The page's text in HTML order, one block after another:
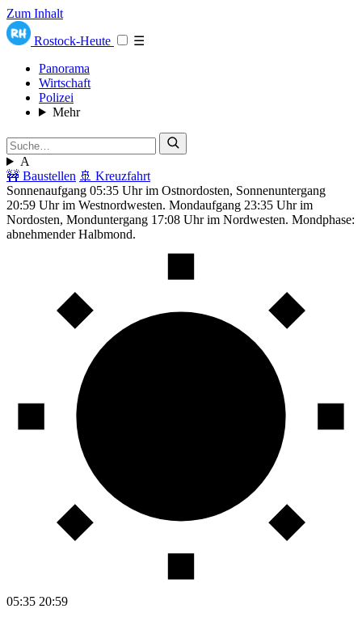
Zum Inhalt
Rostock-Heute
☰
Panorama
Wirtschaft
Polizei
Mehr
A
🚧 Baustellen 🚢 Kreuzfahrt
Sonnenaufgang 05:35 Uhr im Ostnordosten, Sonnenuntergang
20:59 Uhr im Westnordwesten. Mondaufgang 23:35 Uhr im
Nordosten, Monduntergang 17:08 Uhr im Nordwesten. Mondphase:
abnehmender Halbmond.
05:35 20:59